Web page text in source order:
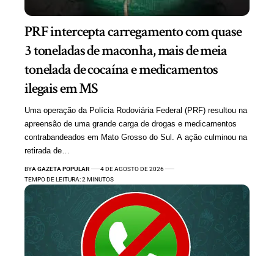
PRF intercepta carregamento com quase
3 toneladas de maconha, mais de meia
tonelada de cocaína e medicamentos
ilegais em MS
Uma operação da Polícia Rodoviária Federal (PRF) resultou na
apreensão de uma grande carga de drogas e medicamentos
contrabandeados em Mato Grosso do Sul. A ação culminou na
retirada de…
BYA GAZETA POPULAR
4 DE AGOSTO DE 2026
TEMPO DE LEITURA: 2 MINUTOS